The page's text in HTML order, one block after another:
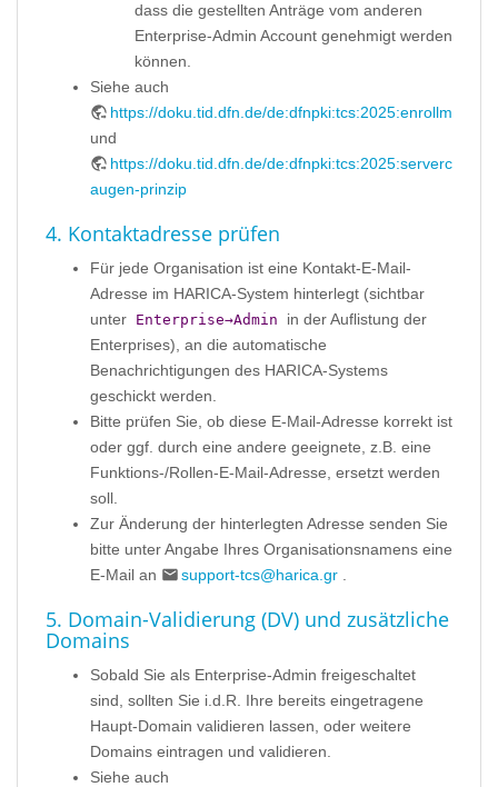
dass die gestellten Anträge vom anderen
Enterprise-Admin Account genehmigt werden
können.
Siehe auch
https://doku.tid.dfn.de/
und
https://doku.tid.dfn.de/
augen-prinzip
4. Kontaktadresse prüfen
Für jede Organisation ist eine Kontakt-E-Mail-
Adresse im HARICA-System hinterlegt (sichtbar
unter Enterprise→Admin
in der Auflistung der
Enterprises), an die automatische
Benachrichtigungen des HARICA-Systems
geschickt werden.
Bitte prüfen Sie, ob diese E-Mail-Adresse korrekt ist
oder ggf. durch eine andere geeignete, z.B. eine
Funktions-/Rollen-E-Mail-Adresse, ersetzt werden
soll.
Zur Änderung der hinterlegten Adresse senden Sie
bitte unter Angabe Ihres Organisationsnamens eine
E-Mail an
support-tcs@harica.gr
5. Domain-Validierung (DV) und zusätzliche
Domains
Sobald Sie als Enterprise-Admin freigeschaltet
sind, sollten Sie i.d.R. Ihre bereits eingetragene
Haupt-Domain validieren lassen, oder weitere
Domains eintragen und validieren.
Siehe auch